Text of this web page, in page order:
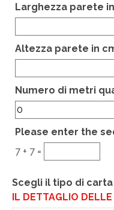
Larghezza parete
Altezza parete in
Hidden
Numero di metri
Please enter the
7 + 7 =
Scegli il tipo di
IL DETTAGLIO DELLE